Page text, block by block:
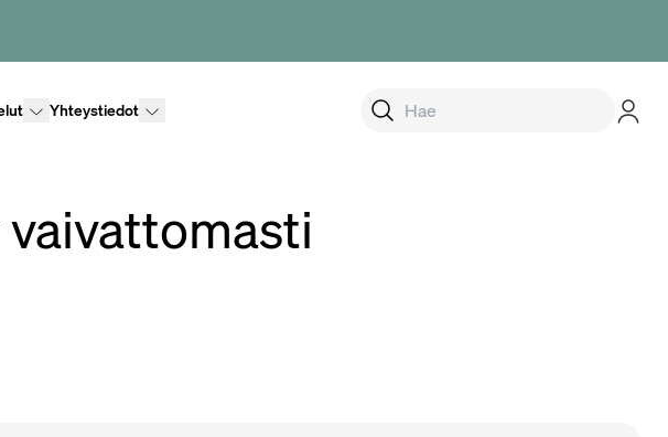
Lisävalikko
YhteystiedotLisävalikko